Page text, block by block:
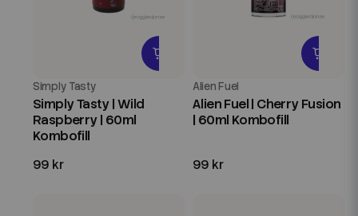
Simply Tasty
Simply Tasty | Wild
Raspberry | 60ml
Kombofill
99 kr
Alien Fuel
Alien Fuel | Cherry Fusion
| 60ml Kombofill
99 kr